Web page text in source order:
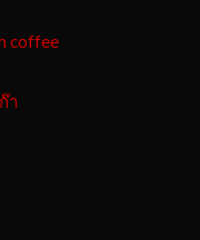
coffee
า